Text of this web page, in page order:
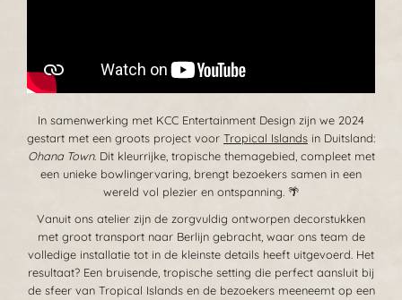
In samenwerking met KCC Entertainment Design zijn we 2024
gestart met een groots project voor Tropical Islands in Duitsland:
Ohana Town. Dit kleurrijke, tropische themagebied, compleet met
een unieke bowlingervaring, brengt bezoekers samen in een
wereld vol plezier en ontspanning. 🌴
Vanuit ons atelier zijn de zorgvuldig ontworpen decorstukken
met groot transport naar Berlijn gebracht, waar ons team de
volledige installatie tot in de kleinste details heeft uitgevoerd. Het
resultaat? Een bruisende, tropische setting die perfect aansluit bij
de sfeer van Tropical Islands en de bezoekers meeneemt op een